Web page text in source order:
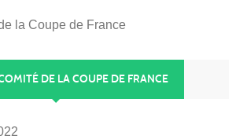
la Coupe de France
DE LA COUPE DE FRANCE